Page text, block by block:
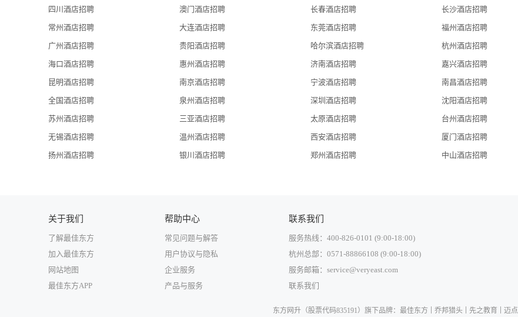
四川酒店招聘 澳门酒店招聘 长春酒店招聘 长沙酒店招聘
常州酒店招聘 大连酒店招聘 东莞酒店招聘 福州酒店招聘
广州酒店招聘 贵阳酒店招聘 哈尔滨酒店招聘 杭州酒店招聘
海口酒店招聘 惠州酒店招聘 济南酒店招聘 嘉兴酒店招聘
昆明酒店招聘 南京酒店招聘 宁波酒店招聘 南昌酒店招聘
全国酒店招聘 泉州酒店招聘 深圳酒店招聘 沈阳酒店招聘
苏州酒店招聘 三亚酒店招聘 太原酒店招聘 台州酒店招聘
无锡酒店招聘 温州酒店招聘 西安酒店招聘 厦门酒店招聘
扬州酒店招聘 银川酒店招聘 郑州酒店招聘 中山酒店招聘
关于我们
了解最佳东方
加入最佳东方
网站地图
最佳东方APP
帮助中心
常见问题与解答
用户协议与隐私
企业服务
产品与服务
联系我们
服务热线：400-826-0101 (9:00-18:00)
杭州总部：0571-88866108 (9:00-18:00)
服务邮箱：service@veryeast.com
联系我们
东方网升（股票代码835191）旗下品牌： 最佳东方 乔邦猎头 先之教育 迈点
中国大陆